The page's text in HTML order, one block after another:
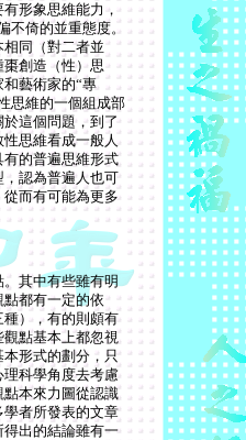
形象思維能力，
不倚的並重態度。
同（對二者並
創造（性）思
藝術家的“專
思維的一個組成部
這個問題，到了
思維看成一般人
的普遍思維形式
認為普遍人也可
而有可能為更多
其中有些雖有明
都有一定的依
），有的則頗有
點基本上都忽視
形式的劃分，只
科學角度去考慮
本來力圖從認識
者所發表的文章
出的結論雖有一